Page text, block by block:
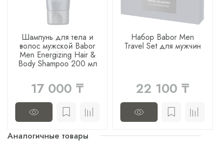
Шампунь для тела и
волос мужской Babor
Men Energizing Hair &
Body Shampoo 200 мл
17 000 ₸
Набор Babor Men
Travel Set для мужчин
22 100 ₸
Аналогичные товары